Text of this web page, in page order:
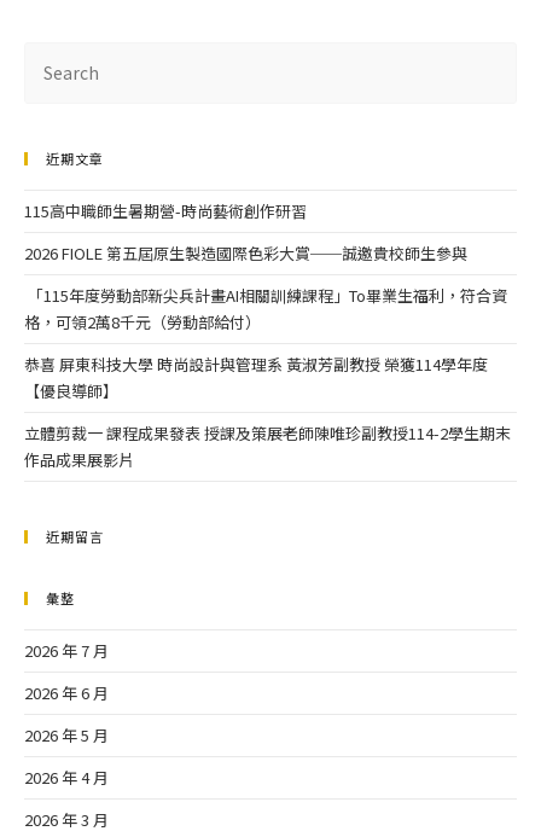
近期文章
115高中職師生暑期營-時尚藝術創作研習
2026 FIOLE 第五屆原生製造國際色彩大賞──誠邀貴校師生參與
「115年度勞動部新尖兵計畫AI相關訓練課程」To畢業生福利，符合資
格，可領2萬8千元（勞動部給付）
恭喜 屏東科技大學 時尚設計與管理系 黃淑芳副教授 榮獲114學年度
【優良導師】
立體剪裁一 課程成果發表 授課及策展老師陳唯珍副教授114-2學生期末
作品成果展影片
近期留言
彙整
2026 年 7 月
2026 年 6 月
2026 年 5 月
2026 年 4 月
2026 年 3 月